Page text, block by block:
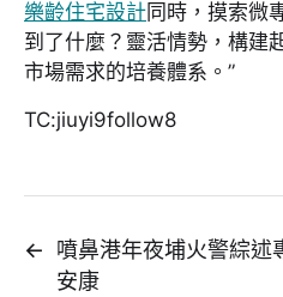
樂齡住宅設計同時，摸索微
到了什麼？靈活情勢，構建
市場需求的培養體系。”
TC:jiuyi9follow8
←
噴鼻港年夜埔火警綜述
安康